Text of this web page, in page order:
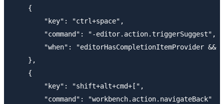
    {
        "key": "ctrl+space",
        "command": "-editor.action.triggerSuggest",
"when": "editorHasCompletionItemProvider &&
    },
    {
        "key": "shift+alt+cmd+[",
        "command": "workbench.action.navigateBack"